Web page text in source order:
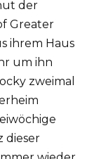
der
Greater
ihrem Haus
um ihn
zweimal
dieser